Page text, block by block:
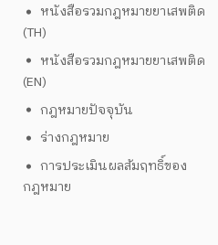
หนังสือรวมกฎหมายยาเสพติด
(TH)
หนังสือรวมกฎหมายยาเสพติด
(EN)
กฎหมายปัจจุบัน
ร่างกฎหมาย
การประเมินผลสัมฤทธิ์ของ
กฎหมาย